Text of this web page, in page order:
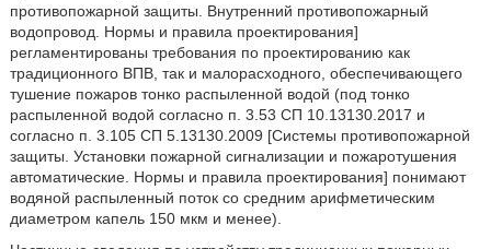
противопожарной защиты. Внутренний противопожарный
водопровод. Нормы и правила проектирования]
регламентированы требования по проектированию как
традиционного ВПВ, так и малорасходного, обеспечивающего
тушение пожаров тонко распыленной водой (под тонко
распыленной водой согласно п. 3.53 СП 10.13130.2017 и
согласно п. 3.105 СП 5.13130.2009 [Системы противопожарной
защиты. Установки пожарной сигнализации и пожаротушения
автоматические. Нормы и правила проектирования] понимают
водяной распыленный поток со средним арифметическим
диаметром капель 150 мкм и менее).